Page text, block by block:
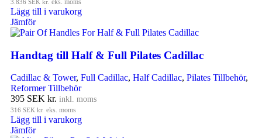
3.836 SEK kr. eks. moms
Lägg till i varukorg
Jämför
Handtag till Half & Full Pilates Cadillac
Cadillac & Tower, Full Cadillac, Half Cadillac, Pilates Tillbehör,
Reformer Tillbehör
395 SEK kr. inkl. moms
316 SEK kr. eks. moms
Lägg till i varukorg
Jämför